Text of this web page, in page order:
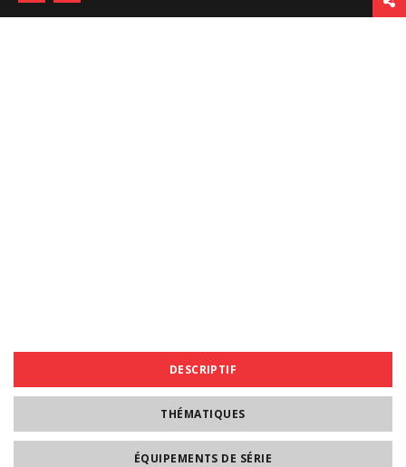
DESCRIPTIF
THÉMATIQUES
ÉQUIPEMENTS DE SÉRIE